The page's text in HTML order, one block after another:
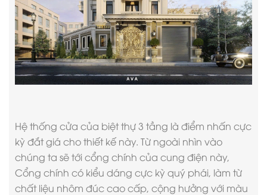
Hệ thống cửa của biệt thự 3 tầng là điểm nhấn cực
kỳ đắt giá cho thiết kế này. Từ ngoài nhìn vào
chúng ta sẽ tới cổng chính của cung điện này,
Cổng chính có kiểu dáng cực kỳ quý phái, làm từ
chất liệu nhôm đúc cao cấp, cộng hưởng với màu